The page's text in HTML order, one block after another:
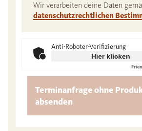
Wir verarbeiten deine Daten
datenschutzrechtlichen
Anti-Roboter-Verifizierung
Hier klicken
Terminanfrage ohne
absenden